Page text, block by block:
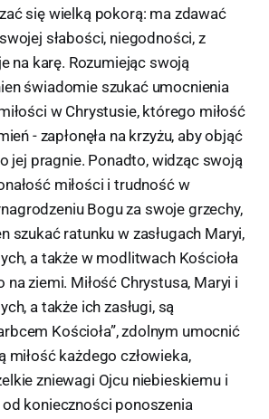
się wielką pokorą: ma zdawać
słabości, niegodności, z
na karę. Rozumiejąc swoją
świadomie szukać umocnienia
w Chrystusie, którego miłość
- zapłonęła na krzyżu, aby objąć
jej pragnie. Ponadto, widząc swoją
miłości i trudność w
Bogu za swoje grzechy,
szukać ratunku w zasługach Maryi,
a także w modlitwach Kościoła
na ziemi. Miłość Chrystusa, Maryi i
a także ich zasługi, są
Kościoła”, zdolnym umocnić
miłość każdego człowieka,
zniewagi Ojcu niebieskiemu i
konieczności ponoszenia